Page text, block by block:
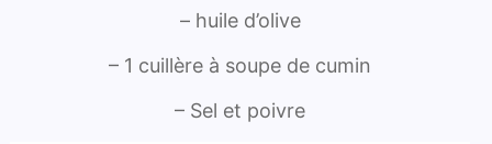
– huile d’olive
– 1 cuillère à soupe de cumin
– Sel et poivre